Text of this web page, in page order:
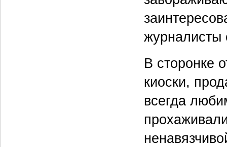
журналисты
В сторонке
киоски,
всегда